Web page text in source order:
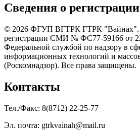
Сведения о регистрации
© 2026 ФГУП ВГТРК ГТРК "Вайнах".
регистрации СМИ № ФС77-59166 от
Федеральной службой по надзору в
информационных технологий и
(Роскомнадзор). Все права защищены.
Контакты
Тел./Факс: 8(8712) 22-25-77
Эл. почта: gtrkvainah@mail.ru